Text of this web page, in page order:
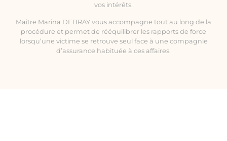
vos intérêts.
Maître Marina DEBRAY vous accompagne tout au long de la
procédure et permet de rééquilibrer les rapports de force
lorsqu’une victime se retrouve seul face à une compagnie
d’assurance habituée à ces affaires.